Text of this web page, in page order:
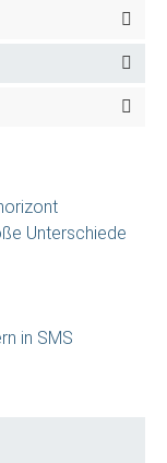
Unterschiede
in SMS